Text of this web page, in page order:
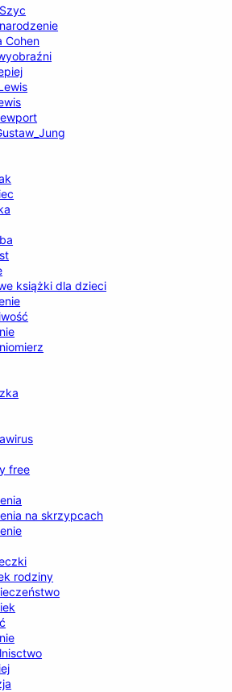
Cohen
książki dla dzieci
free
na skrzypcach
rodziny